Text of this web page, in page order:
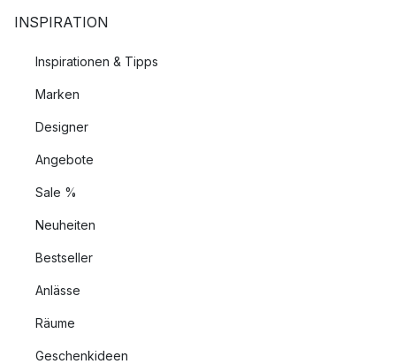
INSPIRATION
Inspirationen & Tipps
Marken
Designer
Angebote
Sale %
Neuheiten
Bestseller
Anlässe
Räume
Geschenkideen